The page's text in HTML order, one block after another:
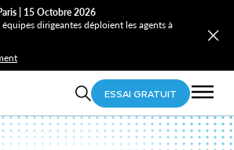
| 15 Octobre 2026
dirigeantes déploient les agents à
ESSAI GRATUIT